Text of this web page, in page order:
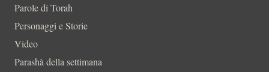
Parole di Torah
Personaggi e Storie
Video
Parashà della settimana